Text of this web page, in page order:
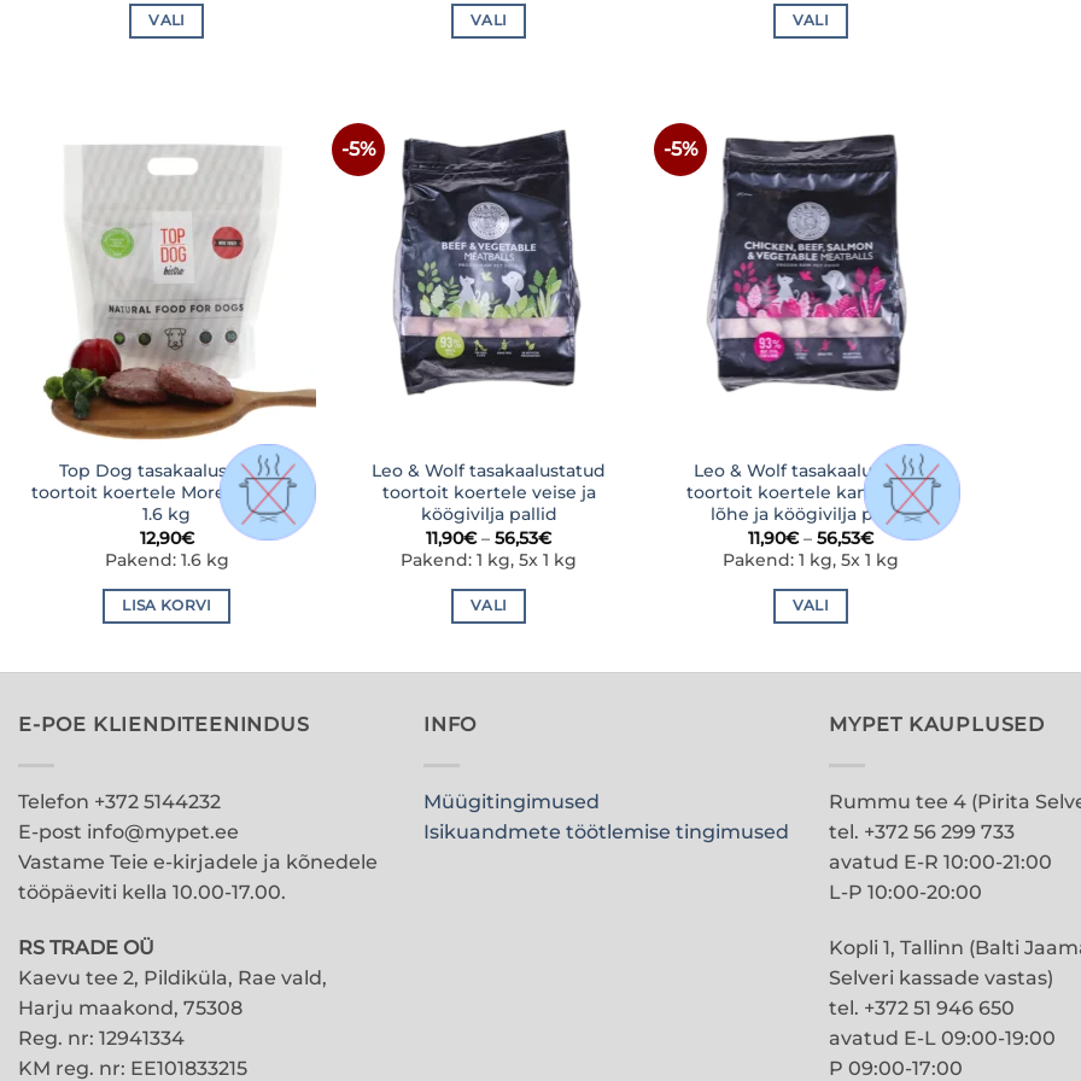
VALI
varianti.
saab
teha
tootelehel.
VALI
mitu
varianti.
Valikuid
saab
teha
tootelehel.
VALI
mitu
varianti.
Valikuid
saab
teha
tootelehel.
SOOVINIMEKIRJA
Top Dog tasakaalustatud
toortoit koertele More Turkey –
1.6 kg
12,90€
Pakend: 1.6 kg
LISA KORVI
-5%
LISA
SOOVINIMEKIRJA
Leo & Wolf tasakaalustatud
toortoit koertele veise ja
köögivilja pallid
11,90€ – 56,53€Hinnavahemik:
11,90€
kuni
Pakend: 1 kg, 5x 1 kg
VALI
saab
teha
-5%
LISA
SOOVINIMEKIRJA
Leo & Wolf tasakaalustatud
toortoit koertele kana, veise,
lõhe ja köögivilja pallid
11,90€ – 56,53€Hinnavahemik:
11,90€
kuni
Pakend: 1 kg, 5x 1 kg
VALI
mitu
saab
teha
tootelehel.
E-POE KLIENDITEENINDUS
Telefon +372 5144232
E-post info@mypet.ee
Vastame Teie e-kirjadele ja kõnedele
tööpäeviti kella 10.00-17.00.
RS TRADE OÜ
Kaevu tee 2, Pildiküla, Rae vald,
Harju maakond, 75308
Reg. nr: 12941334
KM reg. nr: EE101833215
INFO
Müügitingimused
Isikuandmete töötlemise tingimused
MYPET KAUPLUSED
Rummu tee 4 (Pirita
tel. +372 56 299 733
avatud E-R 10:00-21:00
L-P 10:00-20:00
Kopli 1, Tallinn (Balti
Selveri kassade vastas)
tel. +372 51 946 650
avatud E-L 09:00-19:00
P 09:00-17:00